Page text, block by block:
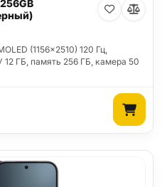
(1156x2510) 120 Гц,
ГБ, память 256 ГБ, камера 50